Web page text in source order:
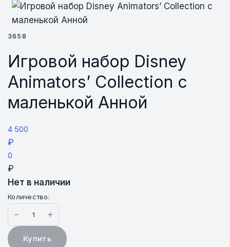
3658
Игровой набор Disney
Animators’ Collection с
маленькой Анной
4 500
₽
0
₽
Нет в наличии
Количество:
Купить